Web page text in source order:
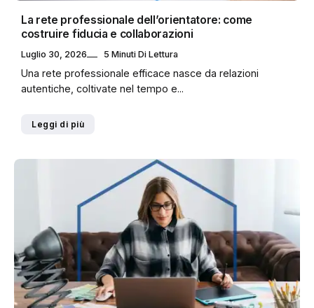
La rete professionale dell’orientatore: come
costruire fiducia e collaborazioni
Luglio 30, 2026 5 Minuti Di Lettura
Una rete professionale efficace nasce da relazioni
autentiche, coltivate nel tempo e...
Leggi di più